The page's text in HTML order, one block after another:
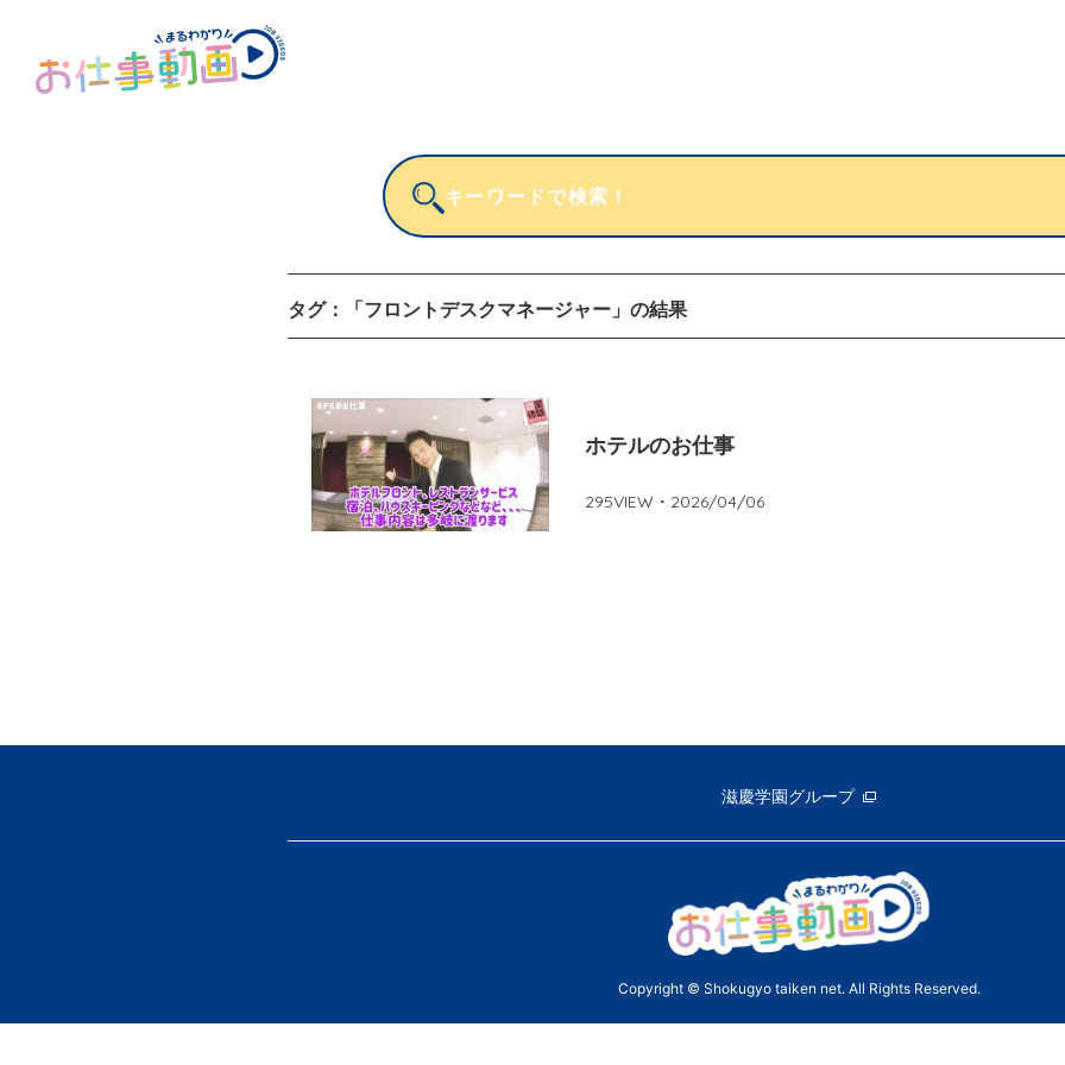
タグ： 「フロントデスクマネージャー」 の結果
ホテルのお仕事
295VIEW・ 2026/04/06
滋慶学園グループ
Copyright © Shokugyo taiken net. All Rights Reserved.